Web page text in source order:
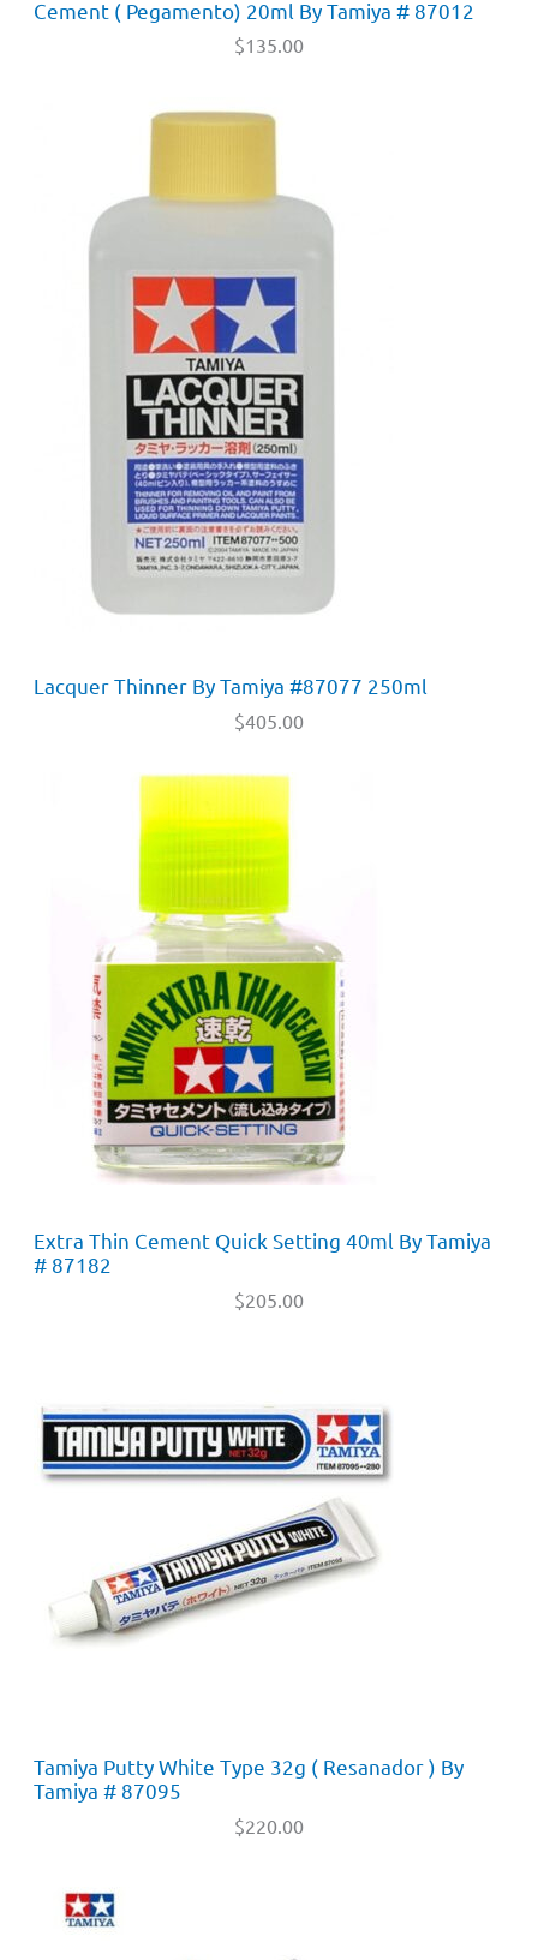
Cement ( Pegamento) 20ml By Tamiya # 87012
$135.00
Lacquer Thinner By Tamiya #87077 250ml
$405.00
Extra Thin Cement Quick Setting 40ml By Tamiya
# 87182
$205.00
Tamiya Putty White Type 32g ( Resanador ) By
Tamiya # 87095
$220.00